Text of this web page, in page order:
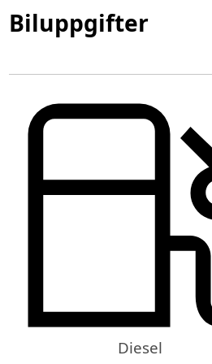
Biluppgifter
Diesel